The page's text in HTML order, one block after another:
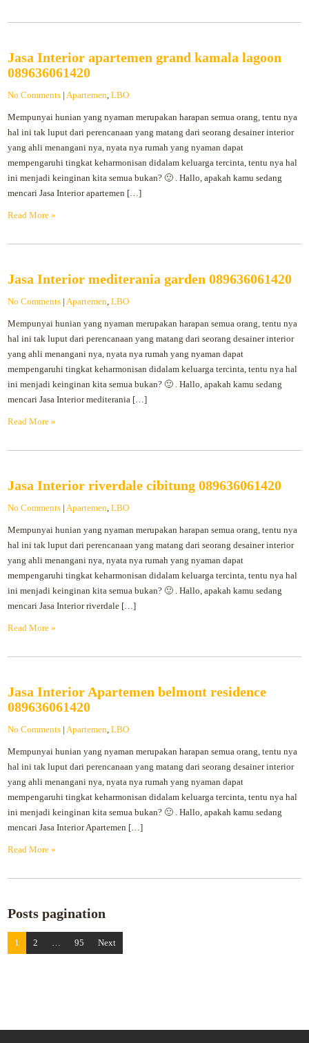
Jasa Interior apartemen grand kamala lagoon
089636061420
No Comments |Apartemen,LBO
Mempunyai hunian yang nyaman merupakan harapan semua orang, tentu nya
hal ini tak luput dari perencanaan yang matang dari seorang desainer interior
yang ahli menangani nya, nyata nya rumah yang nyaman dapat
mempengaruhi tingkat keharmonisan didalam keluarga tercinta, tentu nya hal
ini menjadi keinginan kita semua bukan? 🙂 . Hallo, apakah kamu sedang
mencari Jasa Interior apartemen […]
Read More »
Jasa Interior mediterania garden 089636061420
No Comments |Apartemen,LBO
Mempunyai hunian yang nyaman merupakan harapan semua orang, tentu nya
hal ini tak luput dari perencanaan yang matang dari seorang desainer interior
yang ahli menangani nya, nyata nya rumah yang nyaman dapat
mempengaruhi tingkat keharmonisan didalam keluarga tercinta, tentu nya hal
ini menjadi keinginan kita semua bukan? 🙂 . Hallo, apakah kamu sedang
mencari Jasa Interior mediterania […]
Read More »
Jasa Interior riverdale cibitung 089636061420
No Comments |Apartemen,LBO
Mempunyai hunian yang nyaman merupakan harapan semua orang, tentu nya
hal ini tak luput dari perencanaan yang matang dari seorang desainer interior
yang ahli menangani nya, nyata nya rumah yang nyaman dapat
mempengaruhi tingkat keharmonisan didalam keluarga tercinta, tentu nya hal
ini menjadi keinginan kita semua bukan? 🙂 . Hallo, apakah kamu sedang
mencari Jasa Interior riverdale […]
Read More »
Jasa Interior Apartemen belmont residence
089636061420
No Comments |Apartemen,LBO
Mempunyai hunian yang nyaman merupakan harapan semua orang, tentu nya
hal ini tak luput dari perencanaan yang matang dari seorang desainer interior
yang ahli menangani nya, nyata nya rumah yang nyaman dapat
mempengaruhi tingkat keharmonisan didalam keluarga tercinta, tentu nya hal
ini menjadi keinginan kita semua bukan? 🙂 . Hallo, apakah kamu sedang
mencari Jasa Interior Apartemen […]
Read More »
Posts pagination
1 2 … 95 Next